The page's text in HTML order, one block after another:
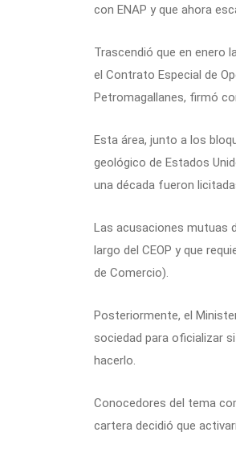
con ENAP y que ahora
Trascendió que en enero
el Contrato Especial de
Petromagallanes, firmó
Esta área, junto a los
geológico de Estados
una década fueron
Las acusaciones mutuas
largo del CEOP y que
de Comercio).
Posteriormente, el
sociedad para oficializar
hacerlo.
Conocedores del tema
cartera decidió que